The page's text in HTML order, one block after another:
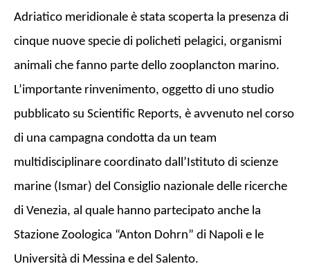
Adriatico meridionale è stata scoperta la presenza di
cinque nuove specie di policheti pelagici, organismi
animali che fanno parte dello zooplancton marino.
L’importante rinvenimento, oggetto di uno studio
pubblicato su Scientific Reports, è avvenuto nel corso
di una campagna condotta da un team
multidisciplinare coordinato dall’Istituto di scienze
marine (Ismar) del Consiglio nazionale delle ricerche
di Venezia, al quale hanno partecipato anche la
Stazione Zoologica “Anton Dohrn” di Napoli e le
Università di Messina e del Salento.